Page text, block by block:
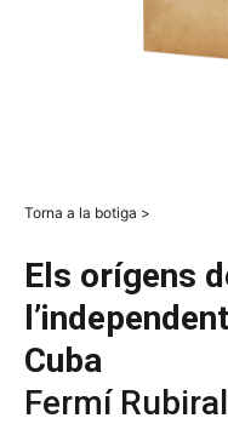
Torna a la botiga >
Els orígens
Cuba
Fermí